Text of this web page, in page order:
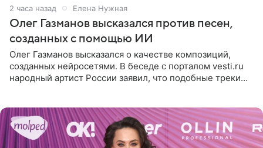
2 часа назад Елена Нужная
Олег Газманов высказался против песен,
созданных с помощью ИИ
Олег Газманов высказался о качестве композиций,
созданных нейросетями. В беседе с порталом vesti.ru
народный артист России заявил, что подобные треки